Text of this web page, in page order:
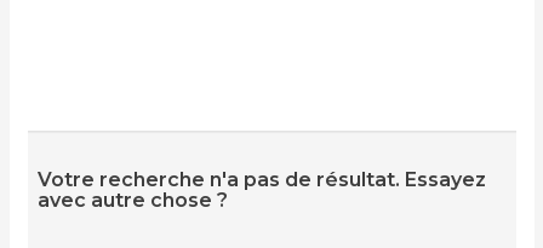
Votre recherche n'a pas de résultat. Essayez
avec autre chose ?